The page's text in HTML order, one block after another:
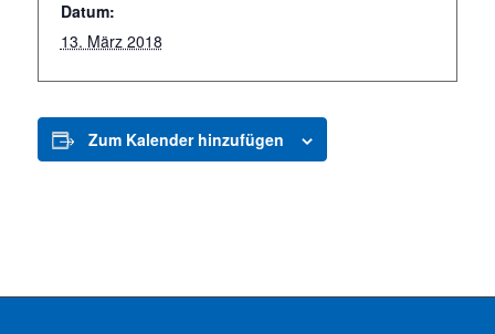
Datum:
13. März 2018
Zum Kalender hinzufügen